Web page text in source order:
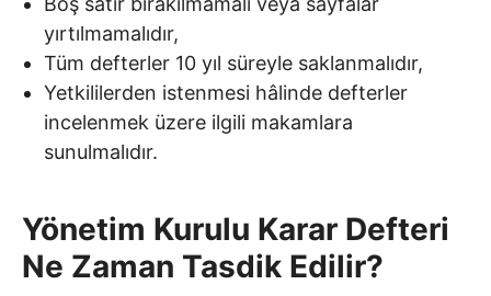
yırtılmamalıdır,
Tüm defterler 10 yıl süreyle saklanmalıdır,
Yetkililerden istenmesi hâlinde defterler
incelenmek üzere ilgili makamlara
sunulmalıdır.
Yönetim Kurulu Karar Defteri
Ne Zaman Tasdik Edilir?